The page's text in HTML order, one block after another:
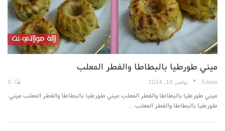
ميني طورطيا بالبطاطا والفطر المعلب
Admin نوفمبر 10, 2014
ميني طورطيا بالبطاطا والفطر المعلب ميني طورطيا بالبطاطا والفطر المعلب ميني
طورطيا بالبطاطا والفطر المعلب…